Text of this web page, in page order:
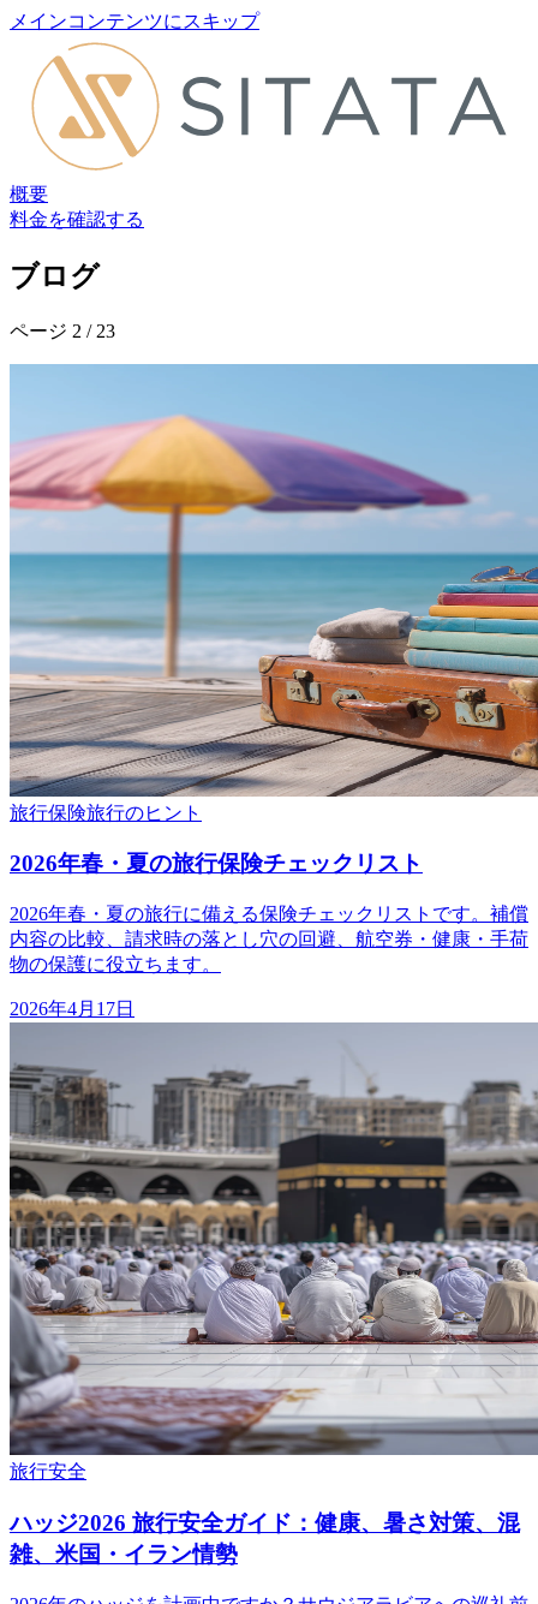
メインコンテンツにスキップ
概要
料金を確認する
ブログ
ページ 2 / 23
旅行保険旅行のヒント
2026年春・夏の旅行保険チェックリスト
2026年春・夏の旅行に備える保険チェックリストです。補償
内容の比較、請求時の落とし穴の回避、航空券・健康・手荷
物の保護に役立ちます。
2026年4月17日
旅行安全
ハッジ2026 旅行安全ガイド：健康、暑さ対策、混
雑、米国・イラン情勢